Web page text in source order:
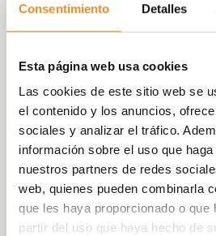
Consentimiento Detalles
Esta página web usa cookies
Las cookies de este sitio web se
el contenido y los anuncios,
sociales y analizar el tráfico.
información sobre el uso que
nuestros partners de redes
web, quienes pueden combinarla
que les haya proporcionado o que
partir del uso que haya hecho de